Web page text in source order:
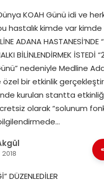
KOAH Günü idi ve
hastalık kimde var kimde
ADANA HASTANESİ’NDE
BİLİNLENDİRMEK İSTEDİ
nedeniyle Medline
özel bir etkinlik
kurulan stantta
olarak “solunum